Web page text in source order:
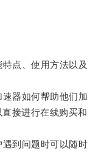
点、使用方法以及
器如何帮助他们加
接进行在线购买和
到问题时可以随时